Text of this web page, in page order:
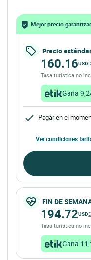
Mejor precio
Precio estándar
160.16USD
Tasa turística no
Gana
Pagar en el
Ver condiciones
FIN DE
194.72USD
Tasa turística no
Gana